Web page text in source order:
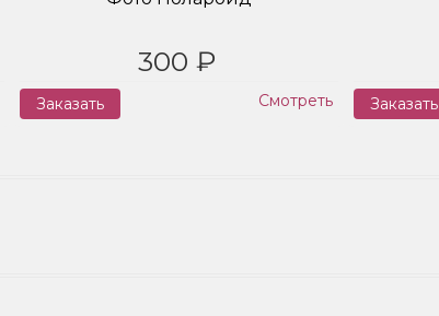
300 ₽
Заказать Смотреть Заказать